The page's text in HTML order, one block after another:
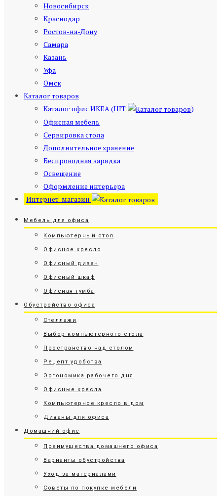
Новосибирск
Краснодар
Ростов-на-Дону
Самара
Казань
Уфа
Омск
Каталог товаров
Каталог офис ИКЕА (HIT
)
Офисная мебель
Сервировка стола
Дополнительное хранение
Беспроводная зарядка
Освещение
Оформление интерьера
Интернет-магазин
Мебель для офиса
Компьютерный стол
Офисное кресло
Офисный диван
Офисный шкаф
Офисная тумба
Обустройство офиса
Стеллажи
Выбор компьютерного стола
Пространство над столом
Рецепт удобства
Эргономика рабочего дня
Офисные кресла
Компьютерное кресло в дом
Диваны для офиса
Домашний офис
Преимущества домашнего офиса
Варианты обустройства
Уход за материалами
Советы по покупке мебели